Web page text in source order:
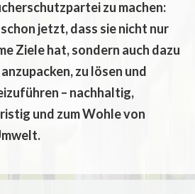
zu machen:
jetzt, dass sie nicht nur
Ziele hat, sondern auch dazu
zu lösen und
– nachhaltig,
und zum Wohle von